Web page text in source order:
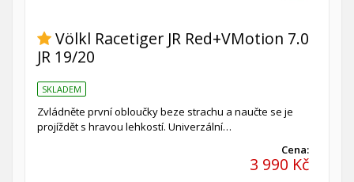
Völkl Racetiger JR Red+VMotion 7.0
JR 19/20
SKLADEM
Zvládněte první obloučky beze strachu a naučte se je
projíždět s hravou lehkostí. Univerzální…
Cena:
3 990 Kč